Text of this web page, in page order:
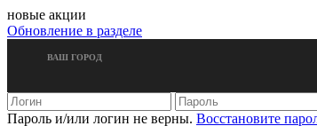
новые акции
Обновление в разделе
ВАШ ГОРОД
Пароль и/или логин не верны. Восстановите